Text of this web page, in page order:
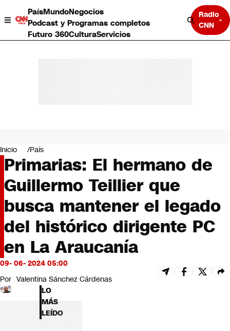
PaísMundoNegocios
Podcast y Programas completos
Futuro 360CulturaServicios
Radio
CNN
Negocios
Deportes
Programas completos
Cultura
Servicios
Bits
CNN tiempo
Futuro 360
Opinión
Inicio País
Primarias: El hermano de
Guillermo Teillier que
busca mantener el legado
del histórico dirigente PC
en La Araucanía
09- 06- 2024 05:00
Por Valentina Sánchez Cárdenas
LO
MÁS
LEÍDO